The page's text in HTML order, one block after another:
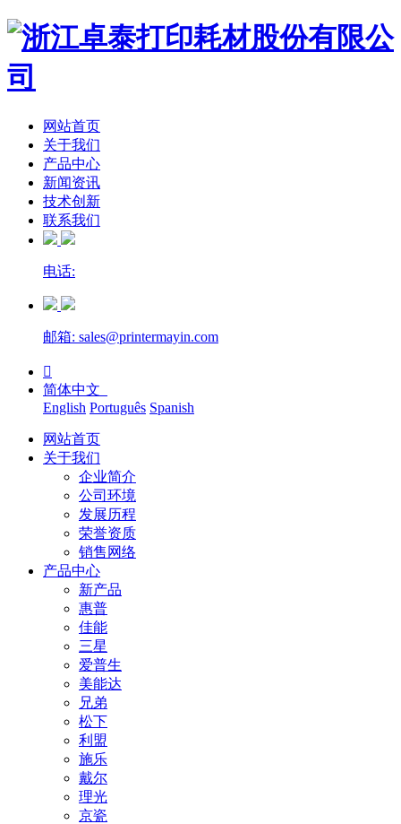
网站首页
关于我们
产品中心
新闻资讯
技术创新
联系我们
电话:
邮箱: sales@printermayin.com

简体中文
English Português Spanish
网站首页
关于我们
企业简介
公司环境
发展历程
荣誉资质
销售网络
产品中心
新产品
惠普
佳能
三星
爱普生
美能达
兄弟
松下
利盟
施乐
戴尔
理光
京瓷